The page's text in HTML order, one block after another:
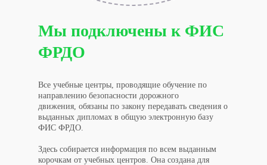
Все учебные центры, проводящие обучение по
направлению безопасности дорожного
движения, обязаны по закону передавать сведения о
выданных дипломах в общую электронную базу
ФИС ФРДО.
Здесь собирается информация по всем выданным
корочкам от учебных центров. Она создана для
Мы подключены к ФИС
ФРДО